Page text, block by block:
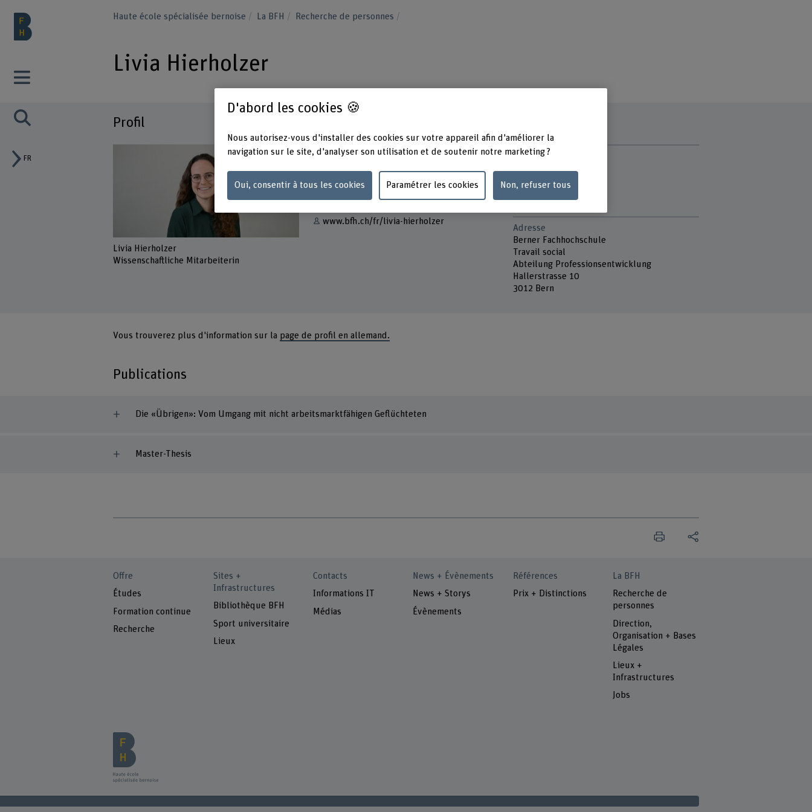
FR
Haute école spécialisée bernoise La BFH Recherche de personnes
Livia Hierholzer
Profil
Livia Hierholzer
Wissenschaftliche Mitarbeiterin
Contact
+41 31 848 68 94
www.bfh.ch/fr/livia-hierholzer
Présence
Mardi
Adresse
Berner Fachhochschule
Travail social
Abteilung Professionsentwicklung
Hallerstrasse 10
3012 Bern
Vous trouverez plus d'information sur la page de profil en allemand.
Publications
Die «Übrigen»: Vom Umgang mit nicht arbeitsmarktfähigen Geflüchteten
Master-Thesis
Offre
Études
Formation continue
Recherche
Sites +
Infrastructures
Bibliothèque BFH
Sport universitaire
Lieux
Contacts
Informations IT
Médias
News + Évènements
News + Storys
Évènements
Références
Prix + Distinctions
La BFH
Recherche de
personnes
Direction,
Organisation + Bases
Légales
Lieux +
Infrastructures
Jobs
D'abord les cookies 🍪
Nous autorisez-vous d'installer des cookies sur votre appareil afin d'améliorer la
navigation sur le site, d'analyser son utilisation et de soutenir notre marketing ?
Oui, consentir à tous les cookies Paramétrer les cookies Non, refuser tous